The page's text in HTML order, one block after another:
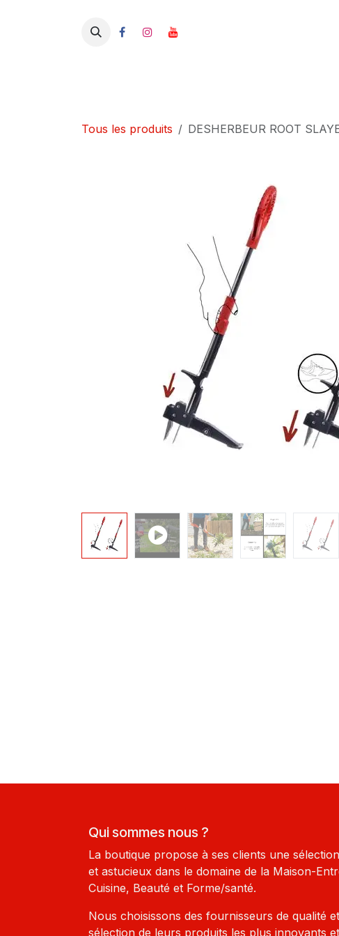
Tous les produits DESHERBEUR ROOT
Qui sommes nous ?
La boutique propose à ses clients une
et astucieux dans le domaine de la Maison-
Cuisine, Beauté et Forme/santé.
Nous choisissons des fournisseurs de qualité
sélection de leurs produits les plus innovants